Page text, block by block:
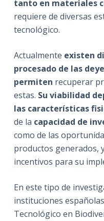
tanto en materiales
requiere de diversas
tecnológico.
Actualmente existen
procesado de las
permiten recuperar
estas. Su viabilidad
las características
de la capacidad de
como de las
productos generados,
incentivos para su
En este tipo de
instituciones
Tecnológico en